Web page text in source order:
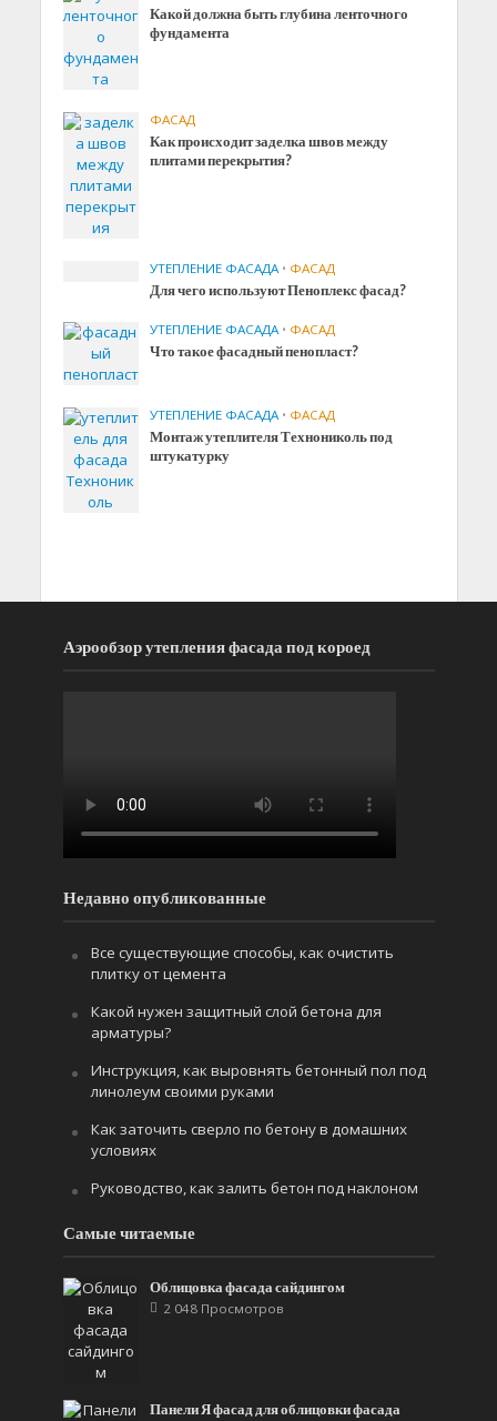
Какой должна быть глубина ленточного
фундамента
ФАСАД
Как происходит заделка швов между
плитами перекрытия?
УТЕПЛЕНИЕ ФАСАДА • ФАСАД
Для чего используют Пеноплекс фасад?
УТЕПЛЕНИЕ ФАСАДА • ФАСАД
Что такое фасадный пенопласт?
УТЕПЛЕНИЕ ФАСАДА • ФАСАД
Монтаж утеплителя Технониколь под
штукатурку
Аэрообзор утепления фасада под короед
Недавно опубликованные
Все существующие способы, как очистить
плитку от цемента
Какой нужен защитный слой бетона для
арматуры?
Инструкция, как выровнять бетонный пол под
линолеум своими руками
Как заточить сверло по бетону в домашних
условиях
Руководство, как залить бетон под наклоном
Самые читаемые
Облицовка фасада сайдингом
2 048 Просмотров
Панели Я фасад для облицовки фасада